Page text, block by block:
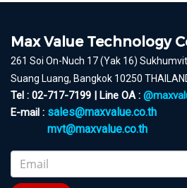
Max Value Technology
261 Soi On-Nuch 17 (Yak 16)
Suang Luang, Bangkok 10250
Tel : 02-717-7199 | Line OA :
E-mail : sales@maxvalue.co.th
mvt@maxvalue.co.th